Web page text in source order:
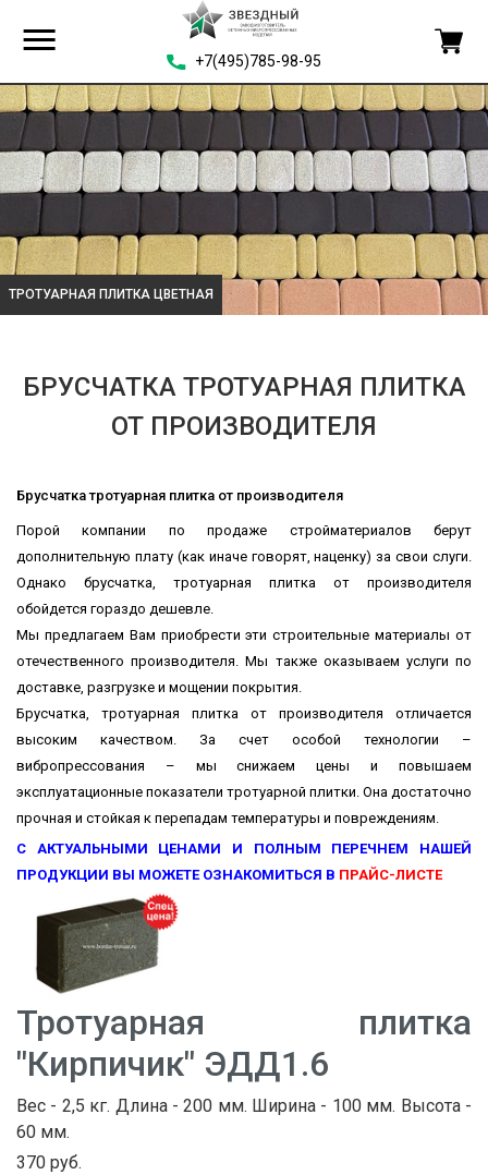
+7(495)785-98-95
ТРОТУАРНАЯ ПЛИТКА ЦВЕТНАЯ
БРУСЧАТКА ТРОТУАРНАЯ ПЛИТКА
ОТ ПРОИЗВОДИТЕЛЯ
Брусчатка тротуарная плитка от производителя
Порой компании по продаже стройматериалов берут
дополнительную плату (как иначе говорят, наценку) за свои слуги.
Однако брусчатка, тротуарная плитка от производителя
обойдется гораздо дешевле.
Мы предлагаем Вам приобрести эти строительные материалы от
отечественного производителя. Мы также оказываем услуги по
доставке, разгрузке и мощении покрытия.
Брусчатка, тротуарная плитка от производителя отличается
высоким качеством. За счет особой технологии –
вибропрессования – мы снижаем цены и повышаем
эксплуатационные показатели тротуарной плитки. Она достаточно
прочная и стойкая к перепадам температуры и повреждениям.
С АКТУАЛЬНЫМИ ЦЕНАМИ И ПОЛНЫМ ПЕРЕЧНЕМ НАШЕЙ
ПРОДУКЦИИ ВЫ МОЖЕТЕ ОЗНАКОМИТЬСЯ В ПРАЙС-ЛИСТЕ
Тротуарная плитка
"Кирпичик" ЭДД1.6
Вес - 2,5 кг. Длина - 200 мм. Ширина - 100 мм. Высота -
60 мм.
370 руб.